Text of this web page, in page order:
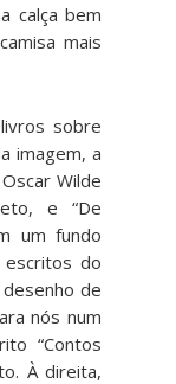
calça bem
mais
sobre
imagem, a
Wilde
e “De
um fundo
escritos do
de
nós num
“Contos
À direita,